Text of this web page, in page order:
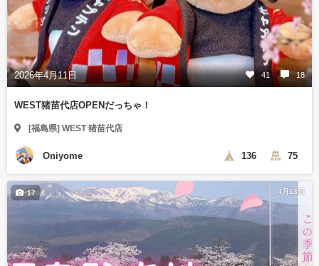
2026年4月11日 41 18
WEST猪苗代店OPENだっちゃ！
[福島県] WEST 猪苗代店
Oniyome 136 75
4月13日
17